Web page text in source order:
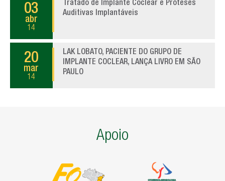
03
abr
14
Tratado de Implante Coclear e Próteses
Auditivas Implantáveis
20
mar
14
LAK LOBATO, PACIENTE DO GRUPO DE
IMPLANTE COCLEAR, LANÇA LIVRO EM SÃO
PAULO
Apoio